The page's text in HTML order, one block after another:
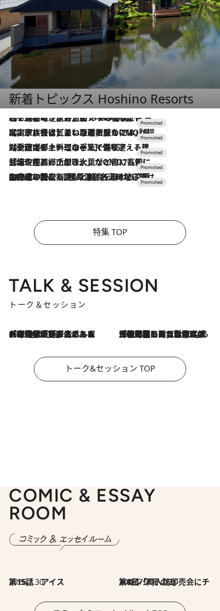
新着トピックス Hoshino Resorts
2026.8.7
【トンボの足水浴】ヒノキの香りに包まれて涼感マックス！約13℃の湧水かけ流しを避暑地「星野温泉 トンボの湯」で体験
2026.7.31
【ホテル帰省】という選択肢をOMOが提案。家族とほどよい距離を保つには「昼は実家、夜は気兼ねなくホテルで！」
2026.7.24
【夏限定ディナーコース】旬を迎える稚鮎や花ズッキーニなどをイタリア・トスカーナの郷土料理の手法で満喫！
2026.7.17
「土佐和ハーブかき氷」がOMO7高知に登場！生姜、山椒、大葉など目にも舌にも涼を呼ぶ郷土の味
2026.7.10
NEW OPEN！【界 草津】名湯の地に誕生。趣の異なる2種の温泉と上州ならではの会席・蕎麦割烹など美食を味わう究極の癒やし旅
特集 TOP
TALK & SESSION
トーク＆セッション
2026.8.3
「今後値上げがあるとすれば…」「リスクがあるのは今年の冬」エネルギー専門家が語る、ホルムズ海峡封鎖が家庭にもたらす“ある心配” 2026.8.3
「住宅建てられない…」「サーチャージ料の高値が続いている」ホルムズ海峡封鎖による影響はいつまで続く？《エネルギー専門家に聞く“どうなる日本の暮らし”》
トーク&セッション TOP
COMIC & ESSAY
ROOM
2026.7.30
第15話 アイス 2026.7.30
第8回「同人誌即売会にチャレンジ その2」